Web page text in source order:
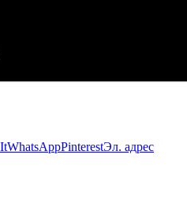
WhatsAppPinterestЭл. адрес